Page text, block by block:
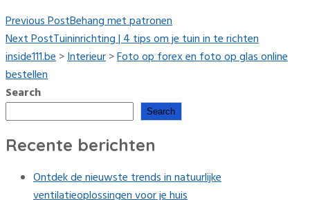
Previous PostBehang met patronen
Next PostTuininrichting | 4 tips om je tuin in te richten
inside111.be>Interieur>Foto op forex en foto op glas online
bestellen
Search
Search
Recente berichten
Ontdek de nieuwste trends in natuurlijke
ventilatieoplossingen voor je huis